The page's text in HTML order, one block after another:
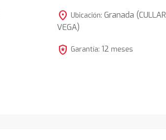
location_on Ubicación: Granada (CULLAR
VEGA)
local_police Garantía: 12 meses